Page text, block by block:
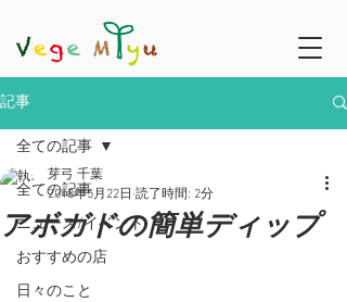
記事
全ての記事
ニュース/イベント
おすすめの店
日々のこと
全ての記事
アボガドの簡単ディップ
芽弓 千葉
2018年5月22日 読了時間: 2分